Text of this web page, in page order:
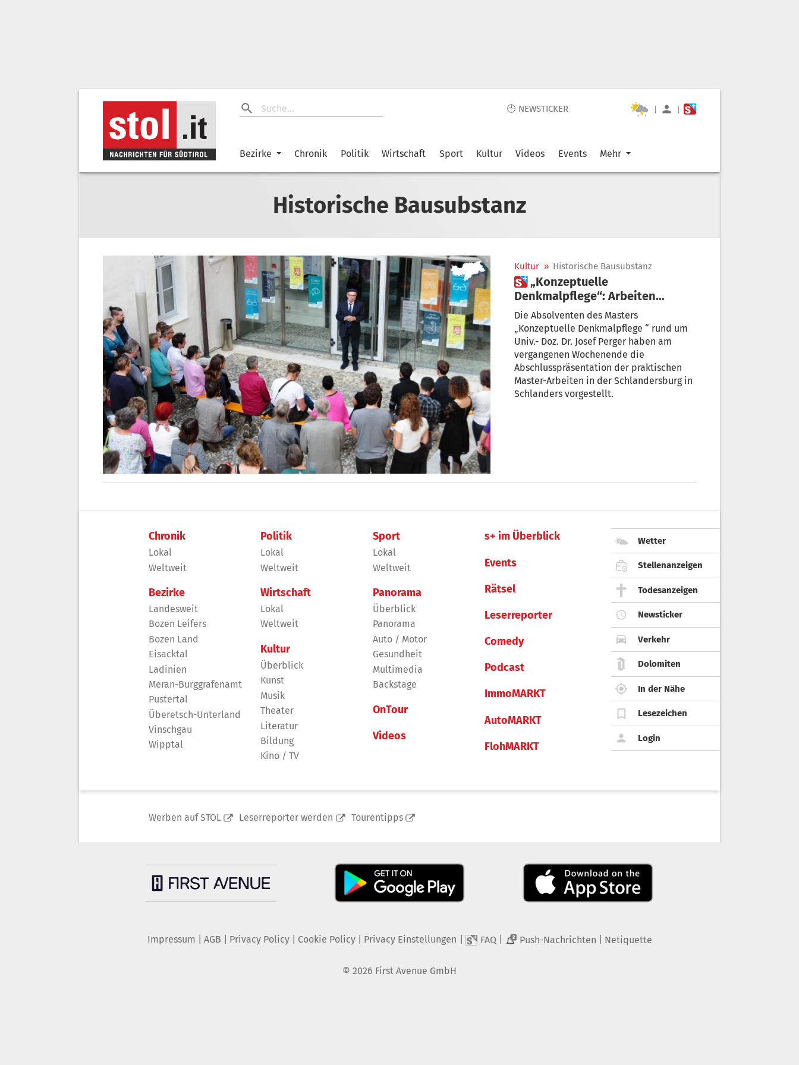
🕙 NEWSTICKER | |
Bezirke Chronik Politik Wirtschaft Sport Kultur Videos Events Mehr
Historische Bausubstanz
Kultur » Historische Bausubstanz
 „Konzeptuelle
Denkmalpflege“: Arbeiten
vorgestellt
Die Absolventen des Masters
„Konzeptuelle Denkmalpflege “ rund um
Univ.- Doz. Dr. Josef Perger haben am
vergangenen Wochenende die
Abschlusspräsentation der praktischen
Master-Arbeiten in der Schlandersburg in
Schlanders vorgestellt.
Chronik
Lokal
Weltweit
Bezirke
Landesweit
Bozen Leifers
Bozen Land
Eisacktal
Ladinien
Meran-Burggrafenamt
Pustertal
Überetsch-Unterland
Vinschgau
Wipptal
Politik
Lokal
Weltweit
Wirtschaft
Lokal
Weltweit
Kultur
Überblick
Kunst
Musik
Theater
Literatur
Bildung
Kino / TV
Sport
Lokal
Weltweit
Panorama
Überblick
Panorama
Auto / Motor
Gesundheit
Multimedia
Backstage
OnTour
Videos
s+ im Überblick
Events
Rätsel
Leserreporter
Comedy
Podcast
ImmoMARKT
AutoMARKT
FlohMARKT
Wetter
Stellenanzeigen
Todesanzeigen
Newsticker
Verkehr
Dolomiten
In der Nähe
Lesezeichen
Login
Werben auf STOL Leserreporter werden Tourentipps
Impressum AGB Privacy Policy| Cookie Policy| Privacy Einstellungen FAQ 2 Push-Nachrichten Netiquette
© 2026 First Avenue GmbH